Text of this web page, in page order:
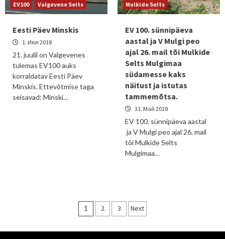
EV100 Valgevene Selts
Eesti Päev Minskis
1. Июл 2018
21. juulil on Valgevenes
tulemas EV100 auks
korraldatav Eesti Päev
Minskis. Ettevõtmise taga
seisavad: Minski…
Mulkide Selts
EV 100. sünnipäeva
aastal ja V Mulgi peo
ajal 26. mail tõi Mulkide
Selts Mulgimaa
südamesse kaks
näitust ja istutas
tammemõtsa.
31. Май 2018
EV 100. sünnipäeva aastal
ja V Mulgi peo ajal 26. mail
tõi Mulkide Selts
Mulgimaa…
Пагинация
1 2 3 Next